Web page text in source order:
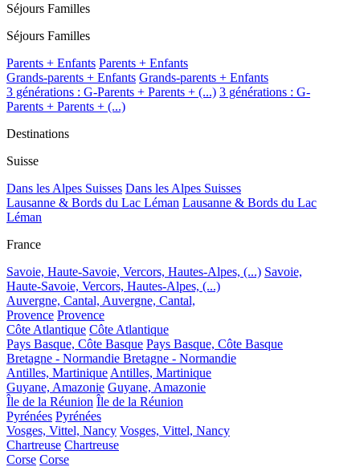
Séjours Familles
Séjours Familles
Parents + Enfants Parents + Enfants
Grands-parents + Enfants Grands-parents + Enfants
3 générations : G-Parents + Parents + (...) 3 générations : G-
Parents + Parents + (...)
Destinations
Suisse
Dans les Alpes Suisses Dans les Alpes Suisses
Lausanne & Bords du Lac Léman Lausanne & Bords du Lac
Léman
France
Savoie, Haute-Savoie, Vercors, Hautes-Alpes, (...) Savoie,
Haute-Savoie, Vercors, Hautes-Alpes, (...)
Auvergne, Cantal, Auvergne, Cantal,
Provence Provence
Côte Atlantique Côte Atlantique
Pays Basque, Côte Basque Pays Basque, Côte Basque
Bretagne - Normandie Bretagne - Normandie
Antilles, Martinique Antilles, Martinique
Guyane, Amazonie Guyane, Amazonie
Île de la Réunion Île de la Réunion
Pyrénées Pyrénées
Vosges, Vittel, Nancy Vosges, Vittel, Nancy
Chartreuse Chartreuse
Corse Corse